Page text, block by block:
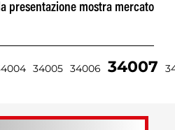
presentazione mostra mercato
34005 34006 34007